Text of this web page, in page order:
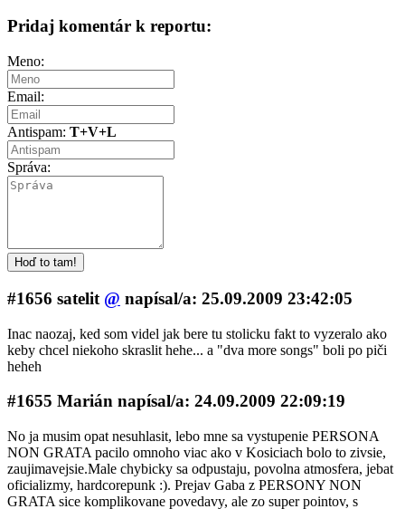
Pridaj komentár k reportu:
Meno:
Email:
Antispam: T+V+L
Správa:
#1656 satelit @ napí­sal/a: 25.09.2009 23:42:05
Inac naozaj, ked som videl jak bere tu stolicku fakt to vyzeralo ako
keby chcel niekoho skraslit hehe... a "dva more songs" boli po piči
heheh
#1655 Marián napí­sal/a: 24.09.2009 22:09:19
No ja musim opat nesuhlasit, lebo mne sa vystupenie PERSONA
NON GRATA pacilo omnoho viac ako v Kosiciach bolo to zivsie,
zaujimavejsie.Male chybicky sa odpustaju, povolna atmosfera, jebat
oficializmy, hardcorepunk :). Prejav Gaba z PERSONY NON
GRATA sice komplikovane povedavy, ale zo super pointov, s